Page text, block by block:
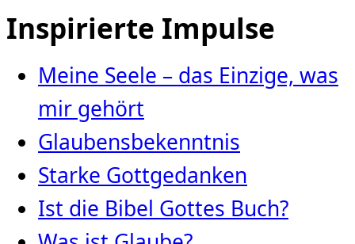
Inspirierte Impulse
Meine Seele – das Einzige, was
mir gehört
Glaubensbekenntnis
Starke Gottgedanken
Ist die Bibel Gottes Buch?